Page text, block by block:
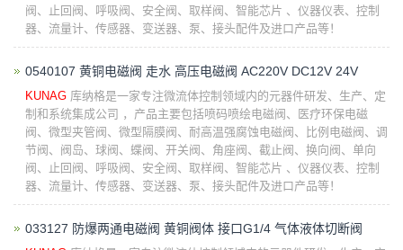
阀、止回阀、呼吸阀、安全阀、取样阀、智能芯片 、仪器仪表、控制
器、流量计、传感器、变送器、泵、接头配件及进口产品等！
0540107 黄铜电磁阀 走水 高压电磁阀 AC220V DC12V 24V
KUNAG 库纳格是一家专注微流体控制领域内的元器件研发、生产、定
制和系统集成公司 ，产品主要包括喷码喷绘电磁阀、医疗环保电磁
阀、微型夹管阀、微型隔膜阀、耐高温强腐蚀电磁阀、比例电磁阀、调
节阀、阀岛、球阀、蝶阀、开关阀、角座阀、截止阀、换向阀、单向
阀、止回阀、呼吸阀、安全阀、取样阀、智能芯片 、仪器仪表、控制
器、流量计、传感器、变送器、泵、接头配件及进口产品等！
033127 防爆两通电磁阀 黄铜阀体 接口G1/4 气体液体切断阀